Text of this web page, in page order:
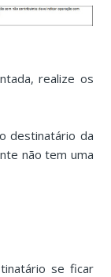
realize os
destinatário da
não tem uma
se ficar